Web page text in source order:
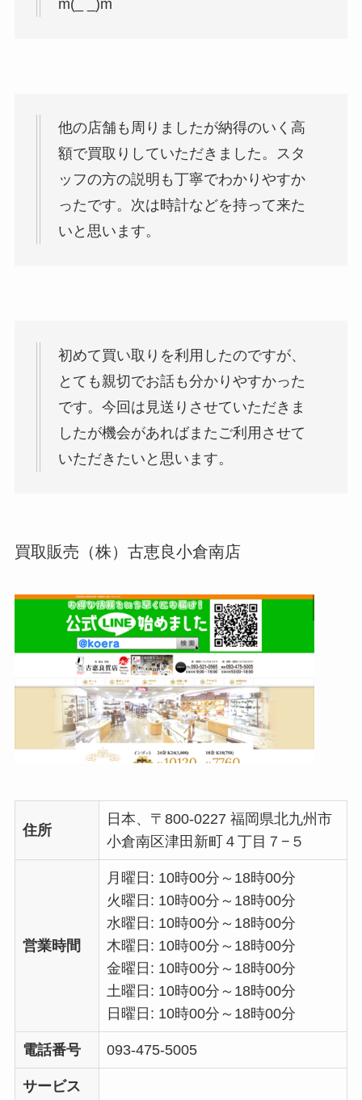
m(_ _)m
他の店舗も周りましたが納得のいく高
額で買取りしていただきました。スタ
ッフの方の説明も丁寧でわかりやすか
ったです。次は時計などを持って来た
いと思います。
初めて買い取りを利用したのですが、
とても親切でお話も分かりやすかった
です。今回は見送りさせていただきま
したが機会があればまたご利用させて
いただきたいと思います。
買取販売（株）古恵良小倉南店
住所
日本、〒800-0227 福岡県北九州市
小倉南区津田新町４丁目７−５
営業時間
月曜日: 10時00分～18時00分
火曜日: 10時00分～18時00分
水曜日: 10時00分～18時00分
木曜日: 10時00分～18時00分
金曜日: 10時00分～18時00分
土曜日: 10時00分～18時00分
日曜日: 10時00分～18時00分
電話番号 093-475-5005
サービス